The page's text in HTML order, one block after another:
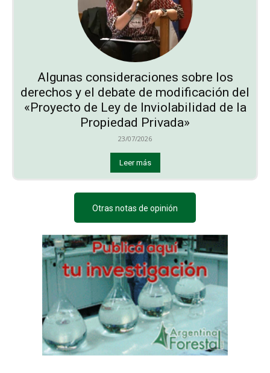
Algunas consideraciones sobre los
derechos y el debate de modificación del
«Proyecto de Ley de Inviolabilidad de la
Propiedad Privada»
23/07/2026
Leer más
Otras notas de opinión